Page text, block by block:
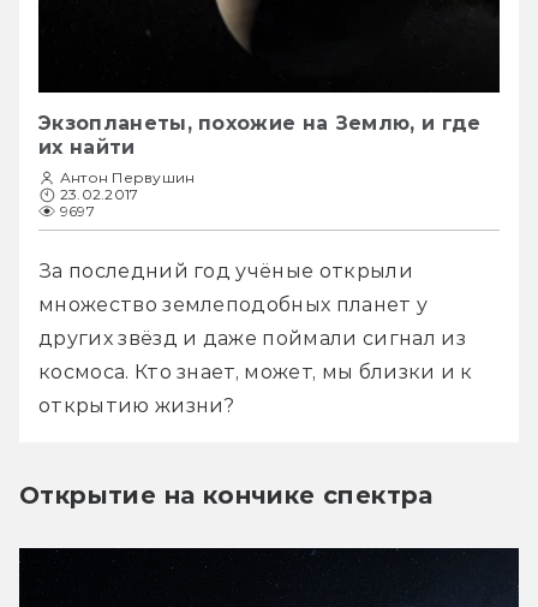
Экзопланеты, похожие на Землю, и где
их найти
Антон Первушин
23.02.2017
9697
За последний год учёные открыли
множество землеподобных планет у
других звёзд и даже поймали сигнал из
космоса. Кто знает, может, мы близки и к
открытию жизни?
Открытие на кончике спектра